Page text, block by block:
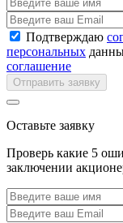
Подтверждаю
персональных
соглашение
Отправить заявку
Оставьте заявку
Проверь какие 5
заключении